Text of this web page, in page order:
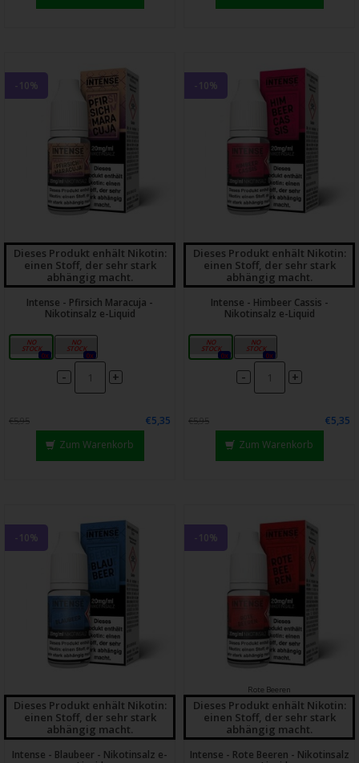
-10%
Dieses Produkt enhält Nikotin:
einen Stoff, der sehr stark
abhängig macht.
Intense - Pfirsich Maracuja -
Nikotinsalz e-Liquid
10mg
0x
20mg
0x
- +
€5,95
€5,35
Zum Warenkorb
-10%
Dieses Produkt enhält Nikotin:
einen Stoff, der sehr stark
abhängig macht.
Intense - Himbeer Cassis -
Nikotinsalz e-Liquid
10mg
0x
20mg
0x
- +
€5,95
€5,35
Zum Warenkorb
-10%
Dieses Produkt enhält Nikotin:
einen Stoff, der sehr stark
abhängig macht.
Intense - Blaubeer - Nikotinsalz e-
-10%
Rote Beeren
Dieses Produkt enhält Nikotin:
einen Stoff, der sehr stark
abhängig macht.
Intense - Rote Beeren - Nikotinsalz